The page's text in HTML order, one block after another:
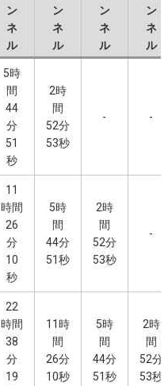
ン
ネ
ル
ン
ネ
ル
ン
ネ
ル
ン
ネ
ル
5時
間
44
分
51
秒
2時
間
52分
53秒
- -
11
時間
26
分
10
秒
5時
間
44分
51秒
2時
間
52分
53秒
-
22
時間
38
分
19
11時
間
26分
10秒
5時
間
44分
51秒
2時
間
52分
53秒